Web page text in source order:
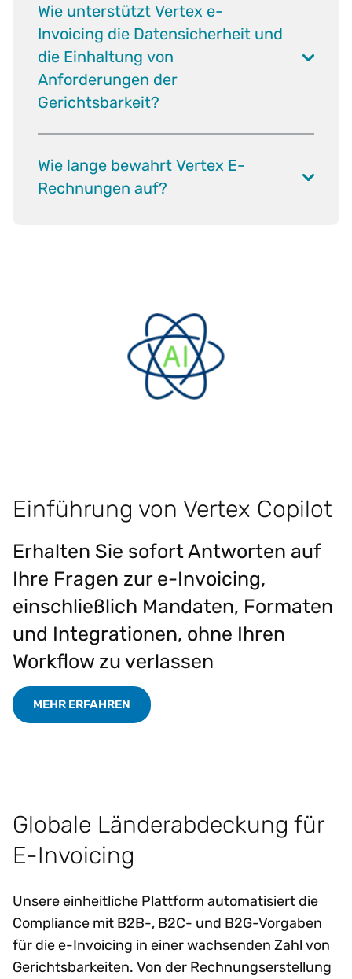
Wie unterstützt Vertex e-
Invoicing die Datensicherheit und
die Einhaltung von
Anforderungen der
Gerichtsbarkeit?
Wie lange bewahrt Vertex E-
Rechnungen auf?
Einführung von Vertex Copilot
Erhalten Sie sofort Antworten auf
Ihre Fragen zur e-Invoicing,
einschließlich Mandaten, Formaten
und Integrationen, ohne Ihren
Workflow zu verlassen
MEHR ERFAHREN
Globale Länderabdeckung für
E-Invoicing
Unsere einheitliche Plattform automatisiert die
Compliance mit B2B-, B2C- und B2G-Vorgaben
für die e-Invoicing in einer wachsenden Zahl von
Gerichtsbarkeiten. Von der Rechnungserstellung